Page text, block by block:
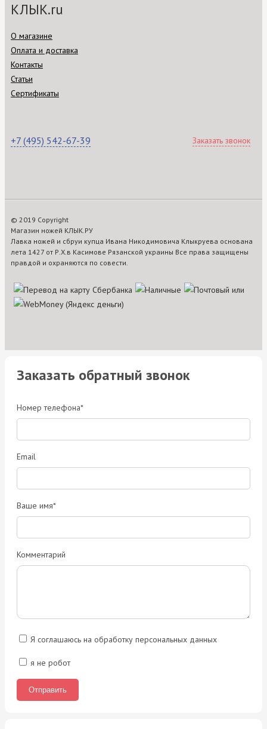
КЛЫК.ru
О магазине
Оплата и доставка
Контакты
Статьи
Сертификаты
+7 (495) 542-67-39 Заказать звонок
© 2019 Copyright
Магазин ножей КЛЫК.РУ
Лавка ножей и сбруи купца Ивана Никодимовича Клыкруева основана
лета 1427 от Р.Х.в Касимове Рязанской украины Все права защищены
правдой и охраняются по совести.
Заказать обратный звонок
Номер телефона*
Email
Ваше имя*
Комментарий
Я соглашаюсь на обработку персональных данных
я не робот